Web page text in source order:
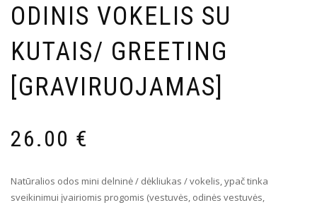
ODINIS VOKELIS SU
KUTAIS/ GREETING
[GRAVIRUOJAMAS]
26.00 €
Natūralios odos mini delninė / dėkliukas / vokelis, ypač tinka
sveikinimui įvairiomis progomis (vestuvės, odinės vestuvės,